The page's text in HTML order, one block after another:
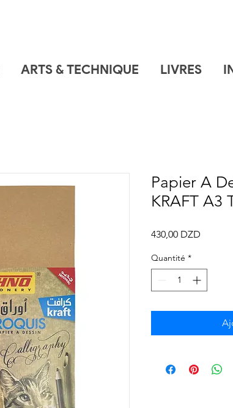
ARTS & TECHNIQUE LIVRES
Papier A
KRAFT A3
430,00 DZD
Quantité *